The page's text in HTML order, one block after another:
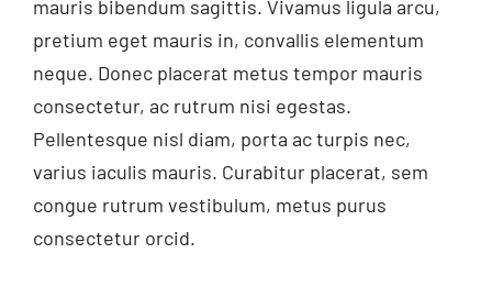
mauris bibendum sagittis. Vivamus ligula arcu,
pretium eget mauris in, convallis elementum
neque. Donec placerat metus tempor mauris
consectetur, ac rutrum nisi egestas.
Pellentesque nisl diam, porta ac turpis nec,
varius iaculis mauris. Curabitur placerat, sem
congue rutrum vestibulum, metus purus
consectetur orcid.